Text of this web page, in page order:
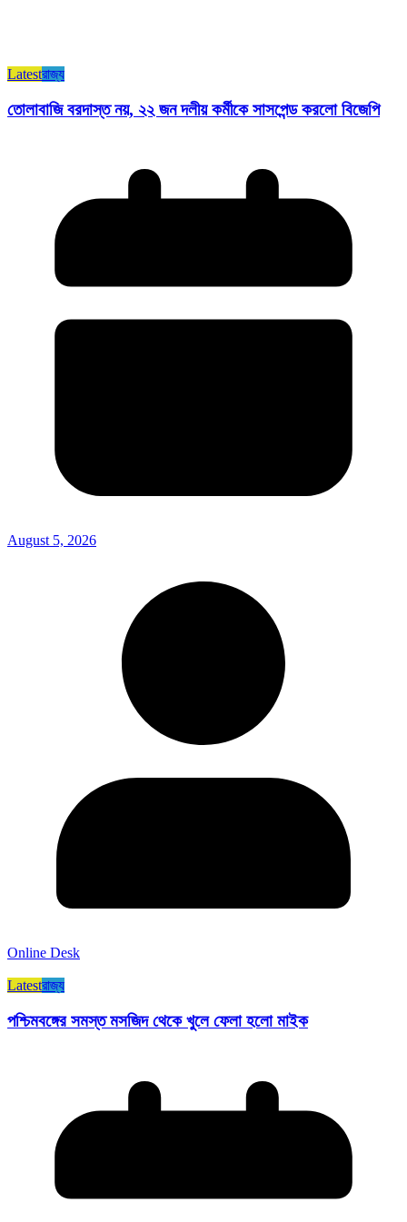
Latestরাজ্য​
তোলাবাজি বরদাস্ত নয়, ২২ জন দলীয় কর্মীকে সাসপেন্ড করলো বিজেপি
August 5, 2026
Online Desk
Latestরাজ্য​
পশ্চিমবঙ্গের সমস্ত মসজিদ থেকে খুলে ফেলা হলো মাইক